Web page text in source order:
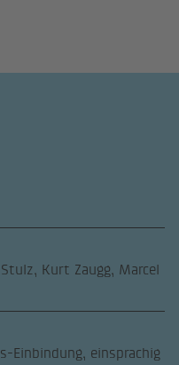
Kurt Zaugg, Marcel
Einbindung, einsprachig